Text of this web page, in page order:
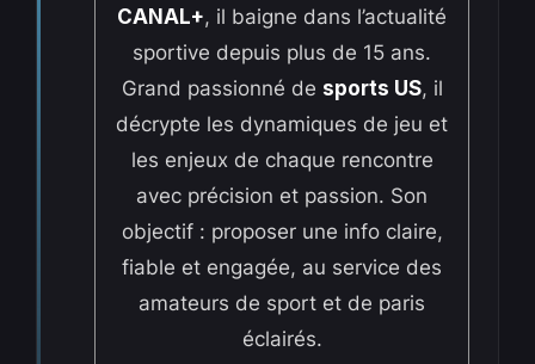
CANAL+, il baigne dans l’actualité
sportive depuis plus de 15 ans.
Grand passionné de sports US, il
décrypte les dynamiques de jeu et
les enjeux de chaque rencontre
avec précision et passion. Son
objectif : proposer une info claire,
fiable et engagée, au service des
amateurs de sport et de paris
éclairés.